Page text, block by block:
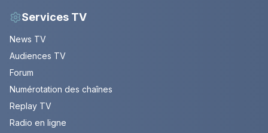
Services TV
News TV
Audiences TV
Forum
Numérotation des chaînes
Replay TV
Radio en ligne